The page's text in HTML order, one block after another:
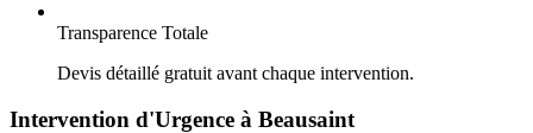
Transparence Totale
Devis détaillé gratuit avant chaque intervention.
Intervention d'Urgence à Beausaint